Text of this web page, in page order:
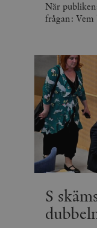
När
frågan: Vem
S